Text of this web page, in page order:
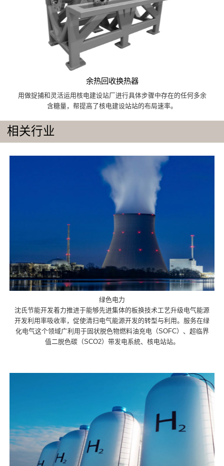
余热回收换热器
用做捉捕和灵活运用核电建设站厂进行具体步骤中存在的任何多余
含糖量，帮提高了核电建设站站的布局速率。
相关行业
绿色电力
沈氏节能开发着力推进于能够先进集体的板换技术工艺升级电气能源
开发利用率吸收率，促使清扫电气能源开发的转型与利用。服务在绿
化电气这个领域广利用于固状脱色物燃料油充电（SOFC）、超临界
值二脱色碳（SCO2）带发电系統、核电站站。